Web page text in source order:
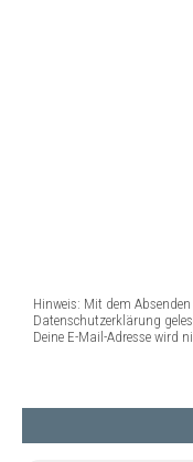
Hinweis: Mit dem
Datenschutzerklärung
Deine E-Mail-Adresse wird